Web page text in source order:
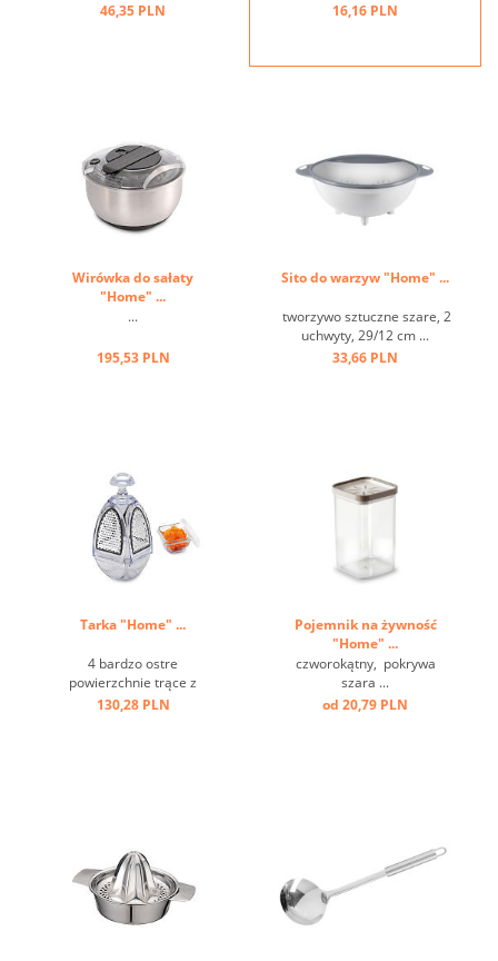
dziurki ...
46,35 PLN 16,16 PLN
Wirówka do sałaty
"Home" ...
...
195,53 PLN
Sito do warzyw "Home" ...
tworzywo sztuczne szare, 2
uchwyty, 29/12 cm ...
33,66 PLN
Tarka "Home" ...
4 bardzo ostre
powierzchnie trące z
pojemnikiem ...
130,28 PLN
Pojemnik na żywność
"Home" ...
czworokątny, pokrywa
szara ...
od 20,79 PLN